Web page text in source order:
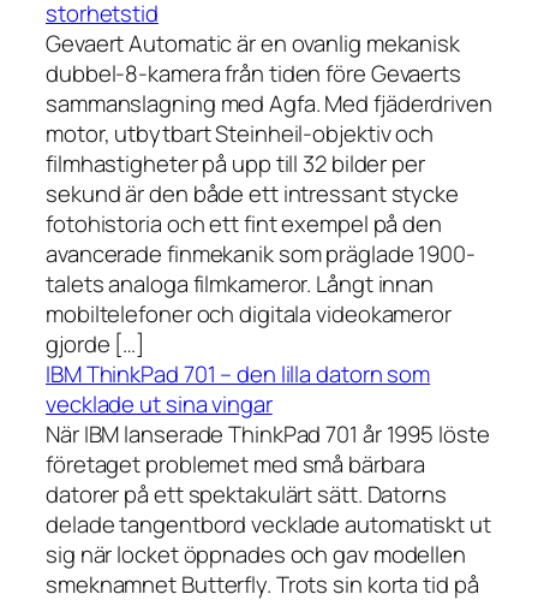
storhetstid
Gevaert Automatic är en ovanlig mekanisk
dubbel-8-kamera från tiden före Gevaerts
sammanslagning med Agfa. Med fjäderdriven
motor, utbytbart Steinheil-objektiv och
filmhastigheter på upp till 32 bilder per
sekund är den både ett intressant stycke
fotohistoria och ett fint exempel på den
avancerade finmekanik som präglade 1900-
talets analoga filmkameror. Långt innan
mobiltelefoner och digitala videokameror
gjorde […]
IBM ThinkPad 701 – den lilla datorn som
vecklade ut sina vingar
När IBM lanserade ThinkPad 701 år 1995 löste
företaget problemet med små bärbara
datorer på ett spektakulärt sätt. Datorns
delade tangentbord vecklade automatiskt ut
sig när locket öppnades och gav modellen
smeknamnet Butterfly. Trots sin korta tid på